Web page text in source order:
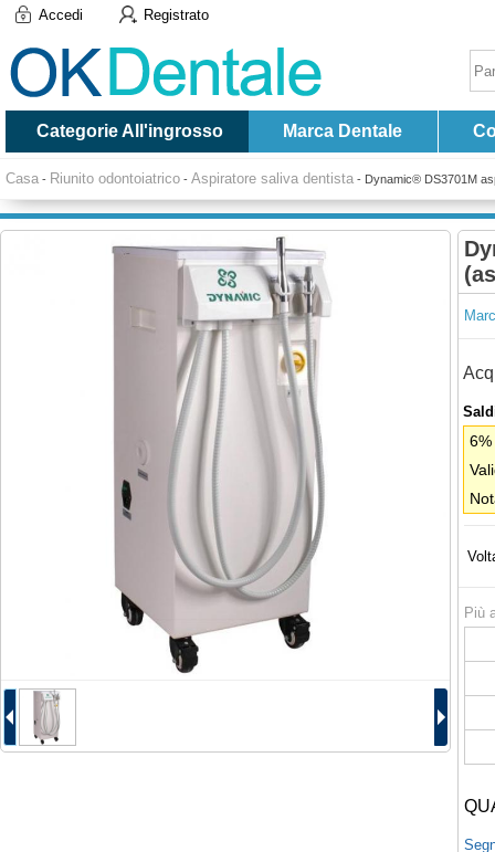
Accedi Registrato
Categorie All'ingrosso Marca Dentale
Casa - Riunito odontoiatrico - Aspiratore saliva dentista - Dynamic® DS3701M
Più